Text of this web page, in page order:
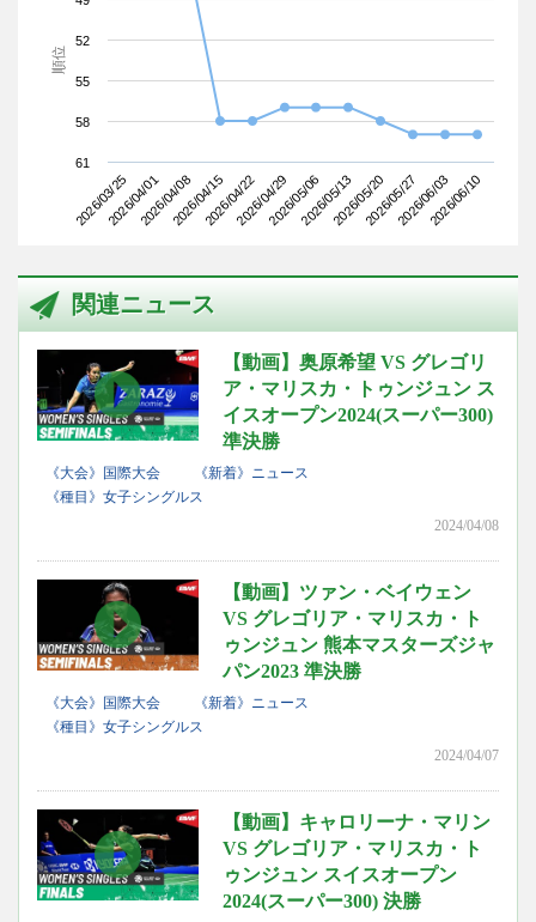
順位
2026/03/252026/04/012026/04/082026/04/152026/04/222026/04/292026/05/062026/05/132026/05/202026/05/272026/06/032026/06/10
52
55
58
61
関連ニュース
【動画】奥原希望 VS グレゴリ
ア・マリスカ・トゥンジュン ス
イスオープン2024(スーパー300)
準決勝
《大会》国際大会
《新着》ニュース
《種目》女子シングルス
2024/04/08
【動画】ツァン・ベイウェン
VS グレゴリア・マリスカ・ト
ゥンジュン 熊本マスターズジャ
パン2023 準決勝
《大会》国際大会
《新着》ニュース
《種目》女子シングルス
2024/04/07
【動画】キャロリーナ・マリン
VS グレゴリア・マリスカ・ト
ゥンジュン スイスオープン
2024(スーパー300) 決勝